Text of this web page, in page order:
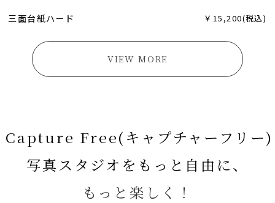
三面台紙ハード ￥15,200(税込)
VIEW MORE
Capture Free(キャプチャーフリー)
写真スタジオをもっと自由に、
もっと楽しく！